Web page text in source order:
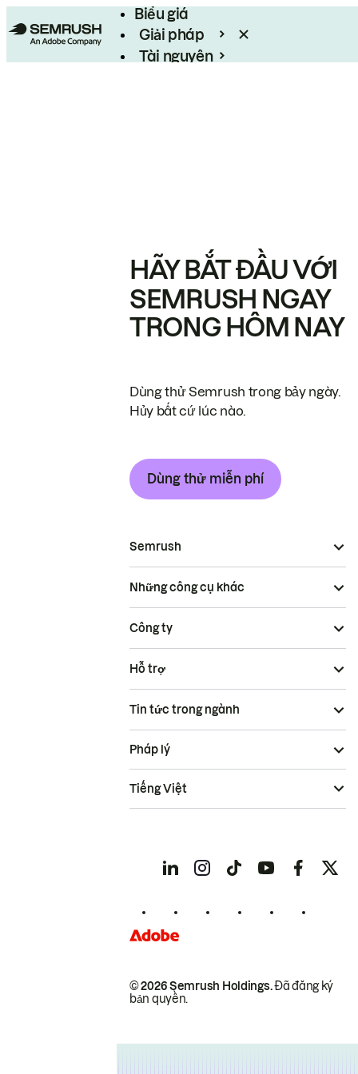
Biểu giá
Giải pháp
Tài nguyên
HÃY BẮT ĐẦU VỚI
SEMRUSH NGAY
TRONG HÔM NAY
Dùng thử Semrush trong bảy ngày.
Hủy bất cứ lúc nào.
Dùng thử miễn phí
Semrush
Những công cụ khác
Công ty
Hỗ trợ
Tin tức trong ngành
© 2026 Semrush Holdings.Đã đăng ký
bản quyền.
Pháp lý
Tiếng Việt